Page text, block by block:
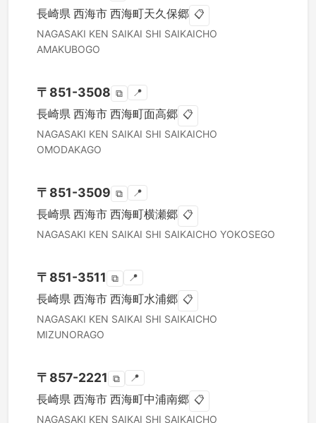
長崎県 西海市 西海町天久保郷 📋
NAGASAKI KEN SAIKAI SHI SAIKAICHO
AMAKUBOGO
〒 851-3508 ⧉ 📍
長崎県 西海市 西海町面高郷 📋
NAGASAKI KEN SAIKAI SHI SAIKAICHO
OMODAKAGO
〒 851-3509 ⧉ 📍
長崎県 西海市 西海町横瀬郷 📋
NAGASAKI KEN SAIKAI SHI SAIKAICHO YOKOSEGO
〒 851-3511 ⧉ 📍
長崎県 西海市 西海町水浦郷 📋
NAGASAKI KEN SAIKAI SHI SAIKAICHO
MIZUNORAGO
〒 857-2221 ⧉ 📍
長崎県 西海市 西海町中浦南郷 📋
NAGASAKI KEN SAIKAI SHI SAIKAICHO